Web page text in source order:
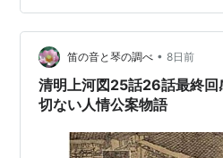
別世界へ消えていません。 最
アクスの世界に残っています。
地球へ向…笛の音と琴の調べ • 8日前
清明上河図25話26話最終
切ない人情公案物語